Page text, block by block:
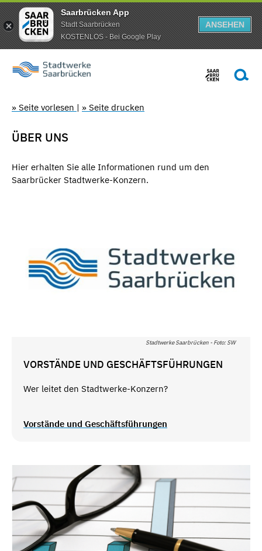
Saarbrücken App
Stadt Saarbrücken
KOSTENLOS - Bei Google Play
ANSEHEN
» Seite vorlesen | » Seite drucken
ÜBER UNS
Hier erhalten Sie alle Informationen rund um den
Saarbrücker Stadtwerke-Konzern.
Stadtwerke Saarbrücken - Foto: SW
VORSTÄNDE UND GESCHÄFTSFÜHRUNGEN
Wer leitet den Stadtwerke-Konzern?
Vorstände und Geschäftsführungen